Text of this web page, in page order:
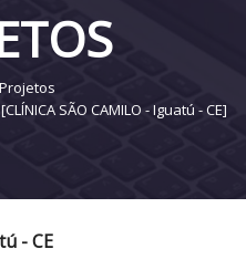
Projetos
SÃO CAMILO - Iguatú - CE]
- CE